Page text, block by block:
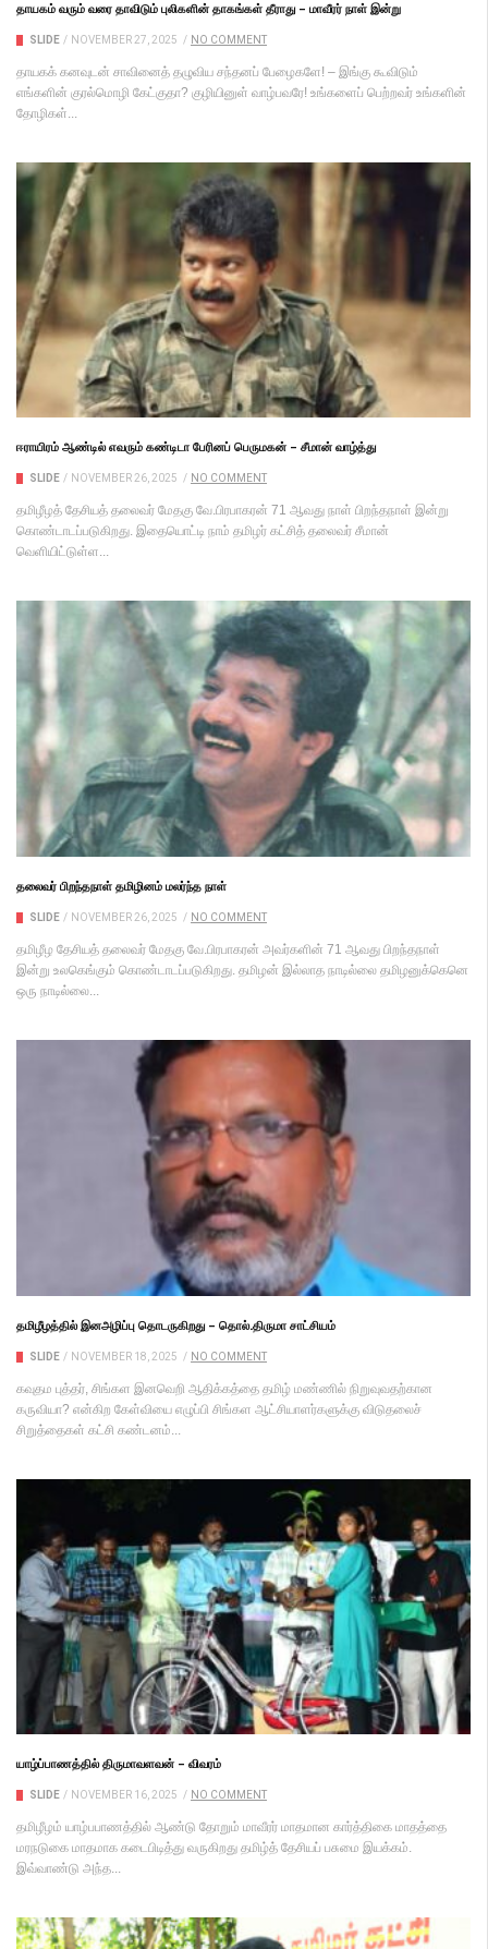
தாயகம் வரும் வரை தாவிடும் புலிகளின் தாகங்கள் தீராது – மாவீரர் நாள் இன்று
SLIDE / NOVEMBER 27, 2025 / NO COMMENT
தாயகக் கனவுடன் சாவினைத் தழுவிய சந்தனப் பேழைகளே! – இங்கு கூவிடும்
எங்களின் குரல்மொழி கேட்குதா? குழியினுள் வாழ்பவரே! உங்களைப் பெற்றவர் உங்களின்
தோழிகள்...
ஈராயிரம் ஆண்டில் எவரும் கண்டிடா பேரினப் பெருமகன் – சீமான் வாழ்த்து
SLIDE / NOVEMBER 26, 2025 / NO COMMENT
தமிழீழத் தேசியத் தலைவர் மேதகு வே.பிரபாகரன் 71 ஆவது நாள் பிறந்தநாள் இன்று
கொண்டாடப்படுகிறது. இதையொட்டி நாம் தமிழர் கட்சித் தலைவர் சீமான்
வெளியிட்டுள்ள...
தலைவர் பிறந்தநாள் தமிழினம் மலர்ந்த நாள்
SLIDE / NOVEMBER 26, 2025 / NO COMMENT
தமிழீழ தேசியத் தலைவர் மேதகு வே.பிரபாகரன் அவர்களின் 71 ஆவது பிறந்தநாள்
இன்று உலகெங்கும் கொண்டாடப்படுகிறது. தமிழன் இல்லாத நாடில்லை தமிழனுக்கெனெ
ஒரு நாடில்லை...
தமிழீழத்தில் இனஅழிப்பு தொடருகிறது – தொல்.திருமா சாட்சியம்
SLIDE / NOVEMBER 18, 2025 / NO COMMENT
கவுதம புத்தர், சிங்கள இனவெறி ஆதிக்கத்தை தமிழ் மண்ணில் நிறுவுவதற்கான
கருவியா? என்கிற கேள்வியை எழுப்பி சிங்கள ஆட்சியாளர்களுக்கு விடுதலைச்
சிறுத்தைகள் கட்சி கண்டனம்...
யாழ்ப்பாணத்தில் திருமாவளவன் – விவரம்
SLIDE / NOVEMBER 16, 2025 / NO COMMENT
தமிழீழம் யாழ்பபாணத்தில் ஆண்டு தோறும் மாவீரர் மாதமான கார்த்திகை மாதத்தை
மரநடுகை மாதமாக கடைபிடித்து வருகிறது தமிழ்த் தேசியப் பசுமை இயக்கம்.
இவ்வாண்டு அந்த...